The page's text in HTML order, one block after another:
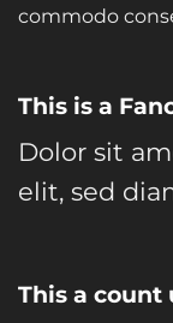
commodo
This is a
Dolor sit
elit, sed
This a count